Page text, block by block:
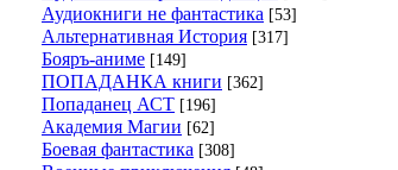
Аудиокниги не фантастика [53]
Альтернативная История [317]
Бояръ-аниме [149]
ПОПАДАНКА книги [362]
Попаданец АСТ [196]
Академия Магии [62]
Боевая фантастика [308]